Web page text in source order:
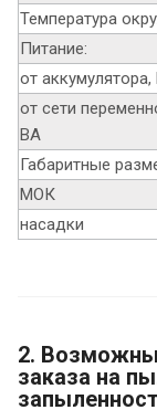
Температура
Питание:
от аккумулятора,
от сети
ВА
Габаритные
МОК
насадки
2.
заказа на